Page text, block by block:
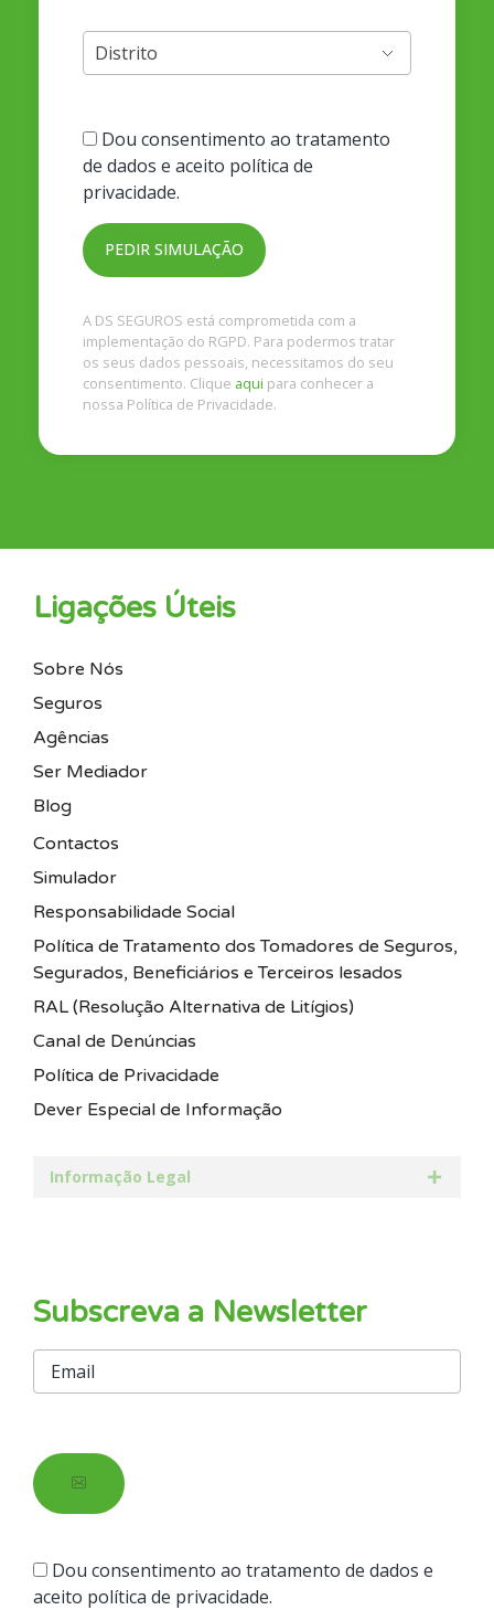
Dou consentimento ao tratamento
de dados e aceito política de
privacidade.
A DS SEGUROS está comprometida com a
implementação do RGPD. Para podermos tratar
os seus dados pessoais, necessitamos do seu
consentimento. Clique aqui para conhecer a
nossa Política de Privacidade.
Ligações Úteis
Sobre Nós
Seguros
Agências
Ser Mediador
Blog
Contactos
Simulador
Responsabilidade Social
Política de Tratamento dos Tomadores de Seguros,
Segurados, Beneficiários e Terceiros lesados
RAL (Resolução Alternativa de Litígios)
Canal de Denúncias
Política de Privacidade
Dever Especial de Informação
Informação Legal
Subscreva a Newsletter
Dou consentimento ao tratamento de dados e
aceito política de privacidade.